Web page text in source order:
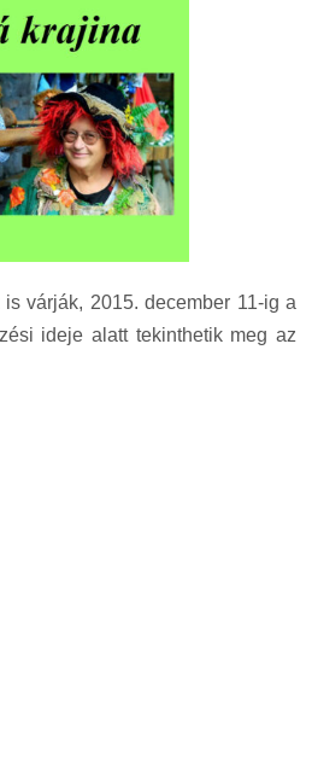
várják, 2015. december 11-ig a
ideje alatt tekinthetik meg az